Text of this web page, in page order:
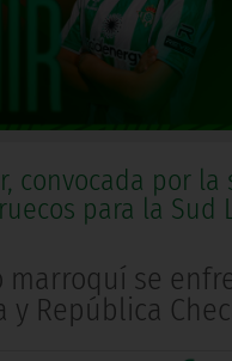
convocada por la
para la Sud
marroquí se
y República